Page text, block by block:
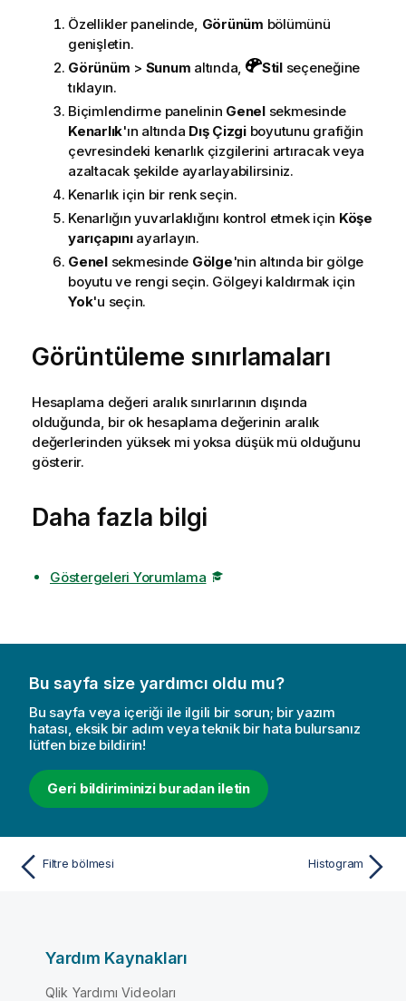
Özellikler panelinde, Görünüm bölümünü
genişletin.
Görünüm > Sunum altında, Stilseçeneğine
tıklayın.
Biçimlendirme panelinin Genelsekmesinde
Kenarlık'ın altında Dış Çizgiboyutunu grafiğin
çevresindeki kenarlık çizgilerini artıracak veya
azaltacak şekilde ayarlayabilirsiniz.
Kenarlık için bir renk seçin.
Kenarlığın yuvarlaklığını kontrol etmek için Köşe
yarıçapınıayarlayın.
Genelsekmesinde Gölge'nin altında bir gölge
boyutu ve rengi seçin. Gölgeyi kaldırmak için
Yok'u seçin.
Görüntüleme sınırlamaları
Hesaplama değeri aralık sınırlarının dışında
olduğunda, bir ok hesaplama değerinin aralık
değerlerinden yüksek mi yoksa düşük mü olduğunu
gösterir.
Daha fazla bilgi
Göstergeleri Yorumlama
Bu sayfa size yardımcı oldu mu?
Bu sayfa veya içeriği ile ilgili bir sorun; bir yazım
hatası, eksik bir adım veya teknik bir hata bulursanız
lütfen bize bildirin!
Geri bildiriminizi buradan iletin
Filtre bölmesi Histogram
Yardım Kaynakları
Qlik Yardımı Videoları